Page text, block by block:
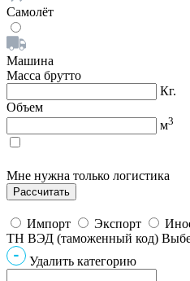
Самолёт
Машина
Масса брутто
Кг.
Объем
м3
Мне нужна только логистика
Импорт Экспорт
ТН ВЭД (таможенный код)
Удалить категорию